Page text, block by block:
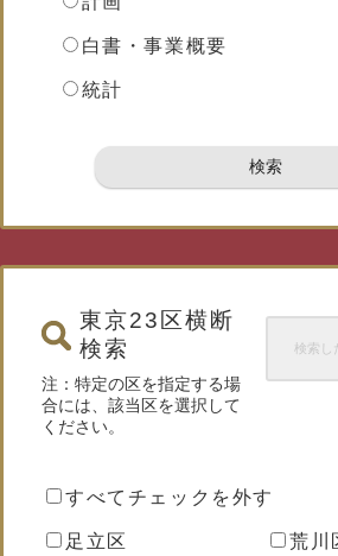
白書・事業概要
統計
東京23区横断
検索
注：特定の区を指定する場
合には、該当区を選択して
ください。
すべてチェックを外す
足立区 荒川